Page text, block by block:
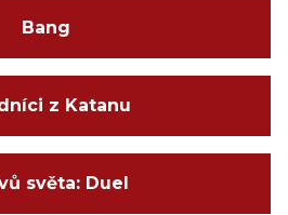
Bang
z Katanu
světa: Duel